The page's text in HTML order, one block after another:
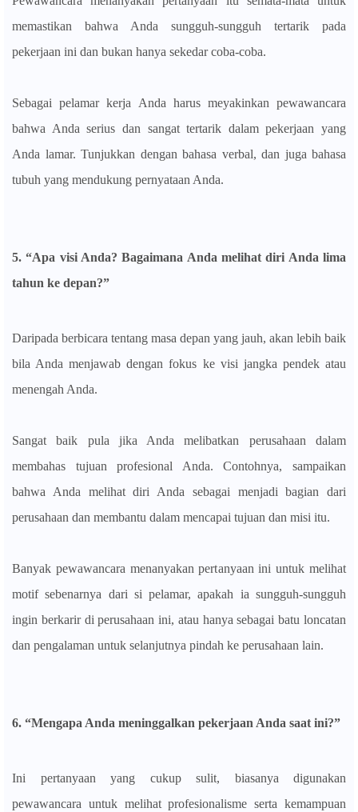
memastikan bahwa Anda sungguh-sungguh tertarik pada
pekerjaan ini dan bukan hanya sekedar coba-coba.
Sebagai pelamar kerja Anda harus meyakinkan pewawancara
bahwa Anda serius dan sangat tertarik dalam pekerjaan yang
Anda lamar. Tunjukkan dengan bahasa verbal, dan juga bahasa
tubuh yang mendukung pernyataan Anda.
5. “Apa visi Anda? Bagaimana Anda melihat diri Anda lima
tahun ke depan?”
Daripada berbicara tentang masa depan yang jauh, akan lebih baik
bila Anda menjawab dengan fokus ke visi jangka pendek atau
menengah Anda.
Sangat baik pula jika Anda melibatkan perusahaan dalam
membahas tujuan profesional Anda. Contohnya, sampaikan
bahwa Anda melihat diri Anda sebagai menjadi bagian dari
perusahaan dan membantu dalam mencapai tujuan dan misi itu.
Banyak pewawancara menanyakan pertanyaan ini untuk melihat
motif sebenarnya dari si pelamar, apakah ia sungguh-sungguh
ingin berkarir di perusahaan ini, atau hanya sebagai batu loncatan
dan pengalaman untuk selanjutnya pindah ke perusahaan lain.
6. “Mengapa Anda meninggalkan pekerjaan Anda saat ini?”
Ini pertanyaan yang cukup sulit, biasanya digunakan
pewawancara untuk melihat profesionalisme serta kemampuan